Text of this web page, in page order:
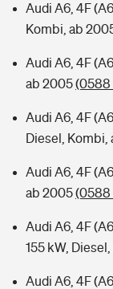
Audi A6, 4F
Kombi, ab
Audi A6, 4F
ab 2005(0588
Audi A6, 4F
Diesel, Kombi,
Audi A6, 4F
ab 2005(0588
Audi A6, 4F
155 kW,
Audi A6, 4F